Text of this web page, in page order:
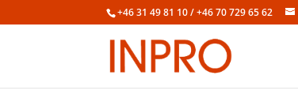
+46 31 49 81 10 / +46 70 729 65 62